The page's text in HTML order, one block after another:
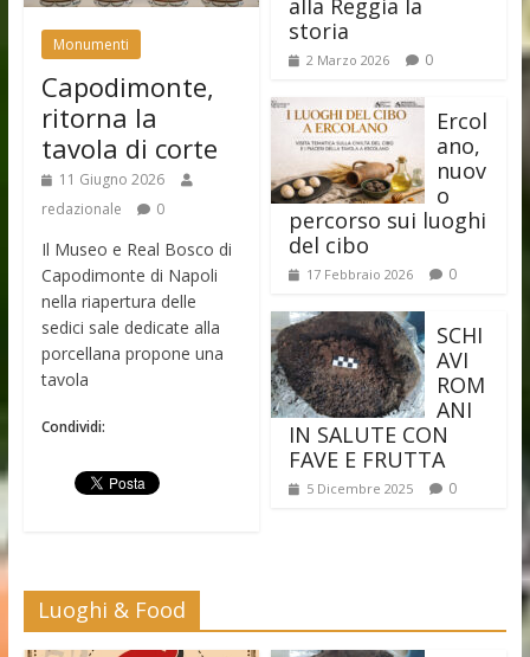
Monumenti
Capodimonte,
ritorna la
tavola di corte
11 Giugno 2026
redazionale
0
Il Museo e Real Bosco di
Capodimonte di Napoli
nella riapertura delle
sedici sale dedicate alla
porcellana propone una
tavola
Condividi:
alla Reggia la
storia
2 Marzo 2026 0
Ercol
ano,
nuov
o
percorso sui luoghi
del cibo
17 Febbraio 2026 0
SCHI
AVI
ROM
ANI
IN SALUTE CON
FAVE E FRUTTA
5 Dicembre 2025 0
Luoghi & Food